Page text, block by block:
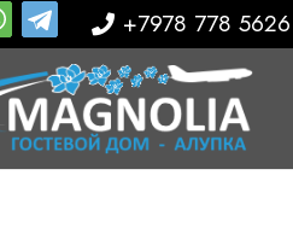
+7978 778 5626